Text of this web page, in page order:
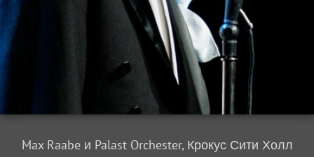
Max Raabe и Palast Orchester, Крокус Сити Холл